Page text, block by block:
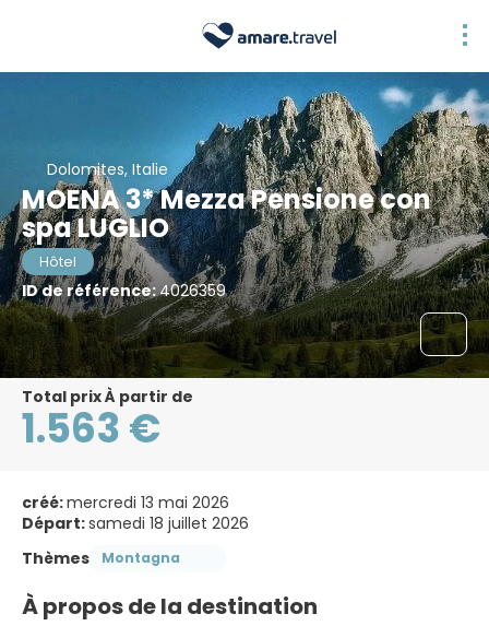
Dolomites, Italie
MOENA 3* Mezza Pensione con
spa LUGLIO
Hôtel
ID de référence:4026359
Total prix À partir de
1.563 €
créé:mercredi 13 mai 2026
Départ:samedi 18 juillet 2026
Thèmes
Montagna
À propos de la destination